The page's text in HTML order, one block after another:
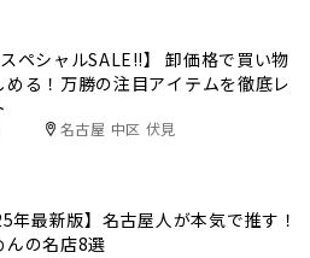
スペシャルSALE‼︎】 卸価格で買い物
める！万勝の注目アイテムを徹底レ
名古屋 中区 伏見
年最新版】名古屋人が本気で推す！
んの名店8選